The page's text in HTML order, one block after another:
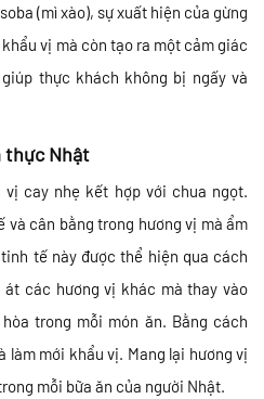
(mì xào), sự xuất hiện của gừng
vị mà còn tạo ra một cảm giác
thực khách không bị ngấy và
thực Nhật
cay nhẹ kết hợp với chua ngọt.
và cân bằng trong hương vị mà ẩm
tế này được thể hiện qua cách
át các hương vị khác mà thay vào
trong mỗi món ăn. Bằng cách
làm mới khẩu vị. Mang lại hương vị
mỗi bữa ăn của người Nhật.